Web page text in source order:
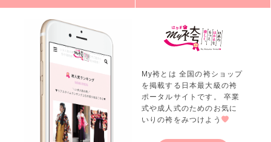
My袴とは 全国の袴ショップ
を掲載する日本最大級の袴
ポータルサイトです。 卒業
式や成人式のためのお気に
いりの袴をみつけよう